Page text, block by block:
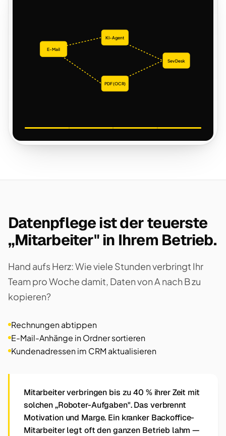
E-Mail
KI-Agent
PDF (OCR)
SevDesk
Datenpflege ist der teuerste
„Mitarbeiter" in Ihrem Betrieb.
Hand aufs Herz: Wie viele Stunden verbringt Ihr
Team pro Woche damit, Daten von A nach B zu
kopieren?
Rechnungen abtippen
E-Mail-Anhänge in Ordner sortieren
Kundenadressen im CRM aktualisieren
Mitarbeiter verbringen bis zu 40 % ihrer Zeit mit
solchen „Roboter-Aufgaben". Das verbrennt
Motivation und Marge. Ein kranker Backoffice-
Mitarbeiter legt oft den ganzen Betrieb lahm —